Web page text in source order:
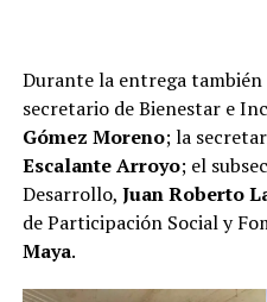
Durante la entrega
secretario de Bienestar e
Gómez Moreno; la
Escalante Arroyo; el
Desarrollo, Juan Roberto
de Participación Social y
Maya.